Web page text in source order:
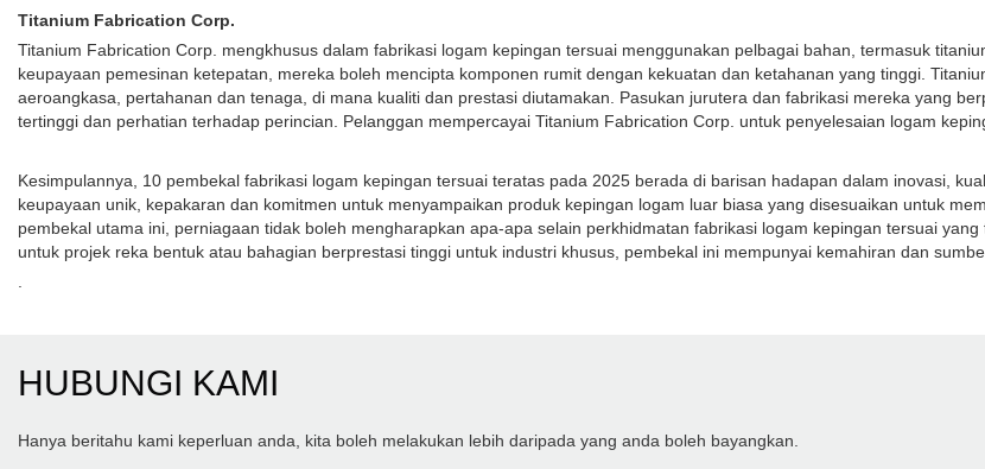
Titanium Fabrication Corp.
Titanium Fabrication Corp. mengkhusus dalam fabrikasi logam kepingan tersuai menggunakan pelbagai bahan, termasuk
keupayaan pemesinan ketepatan, mereka boleh mencipta komponen rumit dengan kekuatan dan ketahanan yang tinggi.
aeroangkasa, pertahanan dan tenaga, di mana kualiti dan prestasi diutamakan. Pasukan jurutera dan fabrikasi mereka yang
tertinggi dan perhatian terhadap perincian. Pelanggan mempercayai Titanium Fabrication Corp. untuk penyelesaian logam
Kesimpulannya, 10 pembekal fabrikasi logam kepingan tersuai teratas pada 2025 berada di barisan hadapan dalam inovasi,
keupayaan unik, kepakaran dan komitmen untuk menyampaikan produk kepingan logam luar biasa yang disesuaikan untuk
pembekal utama ini, perniagaan tidak boleh mengharapkan apa-apa selain perkhidmatan fabrikasi logam kepingan tersuai
untuk projek reka bentuk atau bahagian berprestasi tinggi untuk industri khusus, pembekal ini mempunyai kemahiran dan
HUBUNGI KAMI
Hanya beritahu kami keperluan anda, kita boleh melakukan lebih daripada yang anda boleh bayangkan.